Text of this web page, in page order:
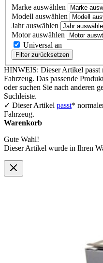
Marke auswählen
Modell auswählen
Jahr auswählen
Motor auswählen
Universal an
Filter zurücksetzen
HINWEIS: Dieser Artikel passt
Fahrzeug. Das passende
oder suchen Sie nach anderen
Suchleiste.
✓ Dieser Artikel passt*
Fahrzeug.
Warenkorb
Gute Wahl!
Dieser Artikel wurde in Ihren